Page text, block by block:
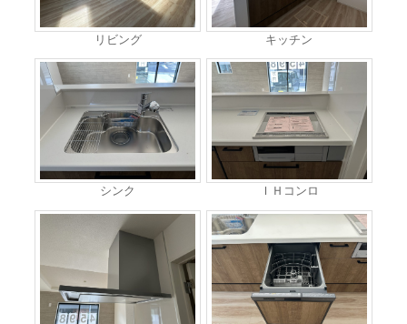
リビング キッチン
シンク ＩＨコンロ